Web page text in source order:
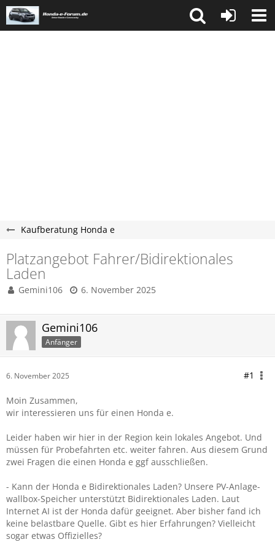
Kaufberatung Honda e
Platzangebot Fahrer/Bidirektionales
Laden
Gemini106 6. November 2025
Gemini106
Anfänger
6. November 2025 #1
Moin Zusammen,
wir interessieren uns für einen Honda e.
Leider haben wir hier in der Region kein lokales Angebot. Und
müssen für Probefahrten etc. weiter fahren. Aus diesem Grund
zwei Fragen die einen Honda e ggf ausschließen.
- Kann der Honda e Bidirektionales Laden? Unsere PV-Anlage-
wallbox-Speicher unterstützt Bidirektionales Laden. Laut
Internet AI ist der Honda dafür geeignet. Aber bisher fand ich
keine belastbare Quelle. Gibt es hier Erfahrungen? Vielleicht
sogar etwas Offizielles?